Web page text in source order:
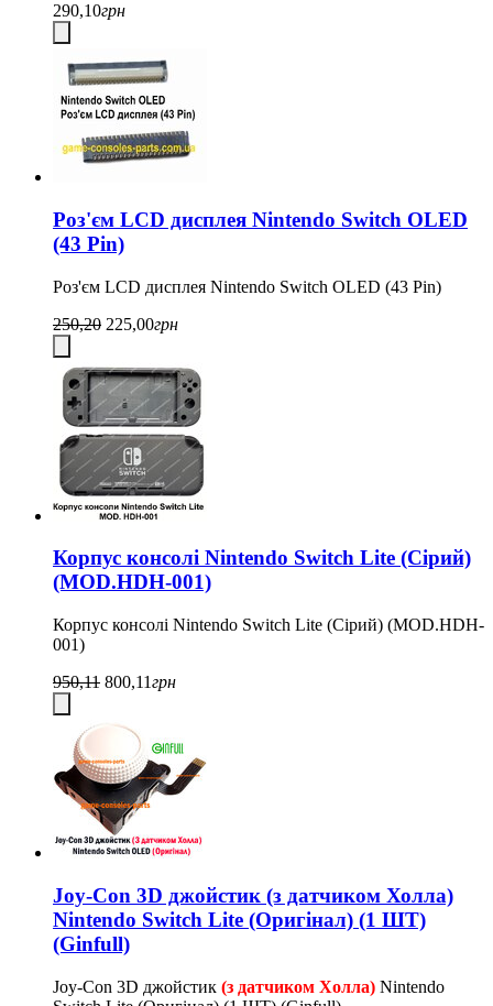
290,10грн
Роз'єм LCD дисплея Nintendo Switch OLED
(43 Pin)
Роз'єм LCD дисплея Nintendo Switch OLED (43 Pin)
250,20 225,00грн
Корпус консолі Nintendo Switch Lite (Сірий)
(MOD.HDH-001)
Корпус консолі Nintendo Switch Lite (Сірий) (MOD.HDH-
001)
950,11 800,11грн
Joy-Con 3D джойстик (з датчиком Холла)
Nintendo Switch Lite (Оригінал) (1 ШТ)
(Ginfull)
Joy-Con 3D джойстик (з датчиком Холла) Nintendo